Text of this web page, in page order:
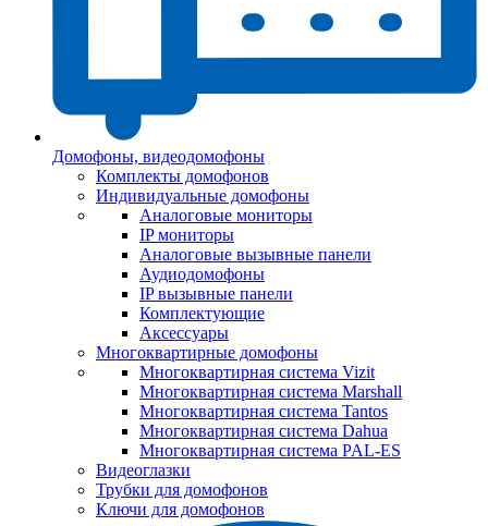
Домофоны, видеодомофоны
Комплекты домофонов
Индивидуальные домофоны
Аналоговые мониторы
IP мониторы
Аналоговые вызывные панели
Аудиодомофоны
IP вызывные панели
Комплектующие
Аксессуары
Многоквартирные домофоны
Многоквартирная система Vizit
Многоквартирная система Marshall
Многоквартирная система Tantos
Многоквартирная система Dahua
Многоквартирная система PAL-ES
Видеоглазки
Трубки для домофонов
Ключи для домофонов